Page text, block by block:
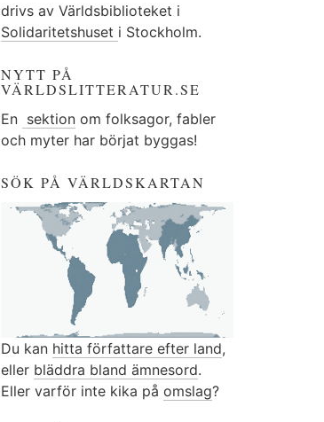
drivs av Världsbiblioteket i
Solidaritetshuset i Stockholm.
NYTT PÅ
VÄRLDSLITTERATUR.SE
En sektionom folksagor, fabler
och myter har börjat byggas!
SÖK PÅ VÄRLDSKARTAN
Du kan hitta författare efter land,
eller bläddra bland ämnesord.
Eller varför inte kika på omslag?